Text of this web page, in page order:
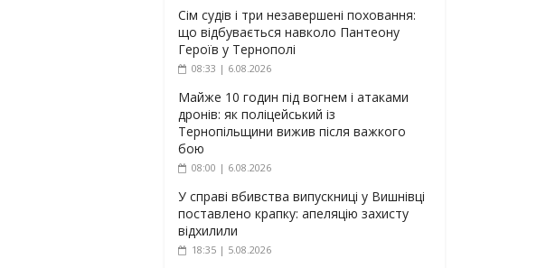
Сім судів і три незавершені поховання:
що відбувається навколо Пантеону
Героїв у Тернополі
08:33 | 6.08.2026
Майже 10 годин під вогнем і атаками
дронів: як поліцейський із
Тернопільщини вижив після важкого
бою
08:00 | 6.08.2026
У справі вбивства випускниці у Вишнівці
поставлено крапку: апеляцію захисту
відхилили
18:35 | 5.08.2026